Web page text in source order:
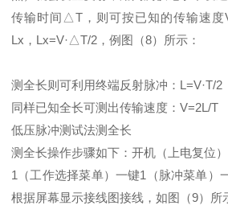
传输时间△T，则可按已知的传输速度
Lx，Lx=V·△T/2，例图（8）所示：
测全长则可利用终端反射脉冲：L=V·T/2
同样已知全长可测出传输速度：V=2L/T
低压脉冲测试法测全长
测全长操作步骤如下：开机（上电复位
1（工作选择菜单）一键1（脉冲菜单）
根据屏幕显示接线图接线，如图（9）所